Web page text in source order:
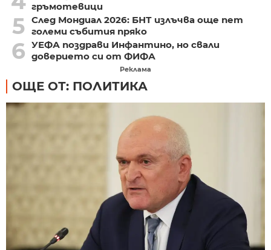
гръмотевици
5 След Мондиал 2026: БНТ излъчва още пет
големи събития пряко
6 УЕФА поздрави Инфантино, но свали
доверието си от ФИФА
Реклама
ОЩЕ ОТ: ПОЛИТИКА